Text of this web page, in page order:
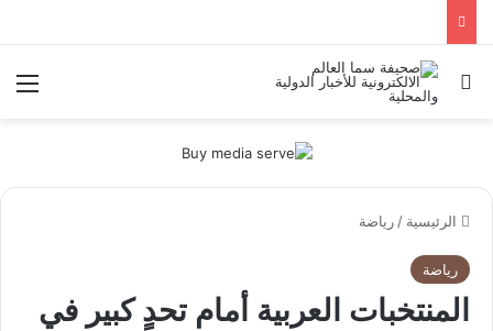
بحث عن
الرئيسية / رياضة
رياضة
المنتخبات العربية أمام تحدٍ كبير في